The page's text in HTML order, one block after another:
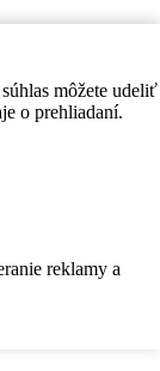
môžete udeliť
o prehliadaní.
reklamy a